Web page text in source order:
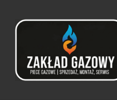
Zapomniane hasło?